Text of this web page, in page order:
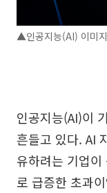
▲인공지능(AI) 이미
인공지능(AI)이
흔들고 있다. AI
유하려는 기업
로 급증한 초과